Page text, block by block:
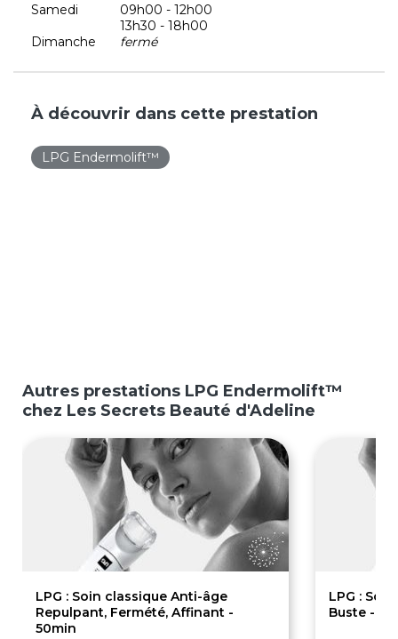
Samedi
09h00 - 12h00
13h30 - 18h00
Dimanche
fermé
À découvrir dans cette prestation
LPG Endermolift™
Autres prestations LPG Endermolift™
chez Les Secrets Beauté d'Adeline
LPG : Soin classique Anti-âge
Repulpant, Fermété, Affinant -
50min
LPG :
Buste -